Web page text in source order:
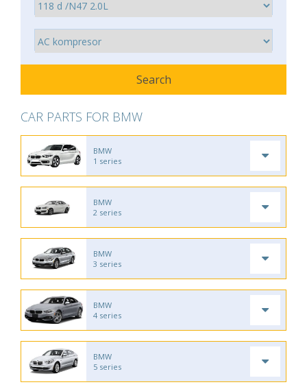
CAR PARTS FOR BMW
BMW
1 series
BMW
2 series
BMW
3 series
BMW
4 series
BMW
5 series